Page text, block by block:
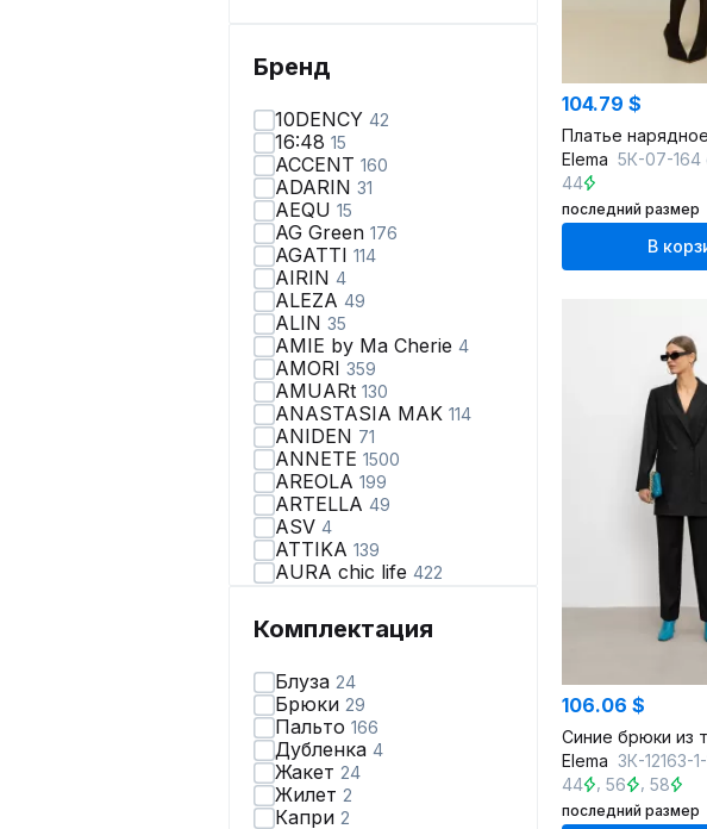
Бренд
10DENCY 42
16:48 15
ACCENT 160
ADARIN 31
AEQU 15
AG Green 176
AGATTI 114
AIRIN 4
ALEZA 49
ALIN 35
AMIE by Ma Сherie 4
AMORI 359
AMUARt 130
ANASTASIA MAK 114
ANIDEN 71
ANNETE 1500
AREOLA 199
ARTELLA 49
ASV 4
ATTIKA 139
AURA chic life 422
AVEEVA66
AXXA 67
Abbi110
Achosa 40
Aira Style 123
Alani Collection
Alena Goretskaya
Algranda
Комплектация
Блуза 24
Брюки 29
Пальто 166
Дубленка 4
Жакет 24
Жилет 2
Капри 2
104.79 $
Elema 5К-07-164
44
последний размер
В
106.06 $
Elema 3К-12163-1-
44
,56 58
последний размер